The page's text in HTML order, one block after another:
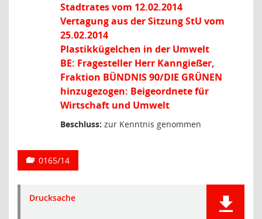
Stadtrates vom 12.02.2014
Vertagung aus der Sitzung StU vom
25.02.2014
Plastikkügelchen in der Umwelt
BE: Fragesteller Herr Kanngießer,
Fraktion BÜNDNIS 90/DIE GRÜNEN
hinzugezogen: Beigeordnete für
Wirtschaft und Umwelt
Beschluss: zur Kenntnis genommen
0165/14
Drucksache